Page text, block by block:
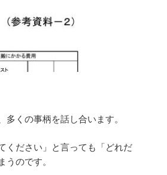
多くの事柄を話し合います。
ください」と言っても「どれだ
うのです。